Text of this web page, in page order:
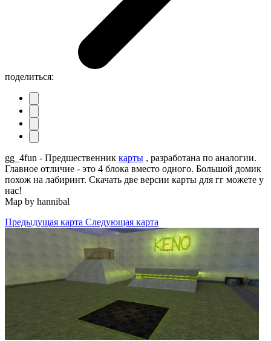
поделиться:
gg_4fun - Предшественник карты , разработана по аналогии.
Главное отличие - это 4 блока вместо одного. Большой домик
похож на лабиринт. Скачать две версии карты для гг можете у
нас!
Map by hannibal
Предыдущая карта Следующая карта